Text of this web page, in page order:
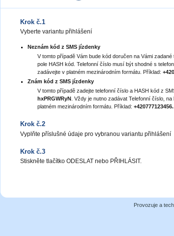
Krok č.1
Vyberte variantu přihlášení
Neznám kód z SMS jízdenky
V tomto případě Vám bude kód doručen na Vámi
pole HASH kód. Telefonní číslo musí být shodné s
zadávejte v platném mezinárodním formátu. Příklad:
Znám kód z SMS jízdenky
V tomto případě zadejte telefonní číslo a HASH kód z
hxPRGWRyN . Vždy je nutno zadávat Telefonní číslo,
platném mezinárodním formátu. Příklad: +420777123456.
Krok č.2
Vyplňte příslušné údaje pro vybranou variantu přihlášení
Krok č.3
Stiskněte tlačítko ODESLAT nebo PŘIHLÁSIT.
Provozuje a